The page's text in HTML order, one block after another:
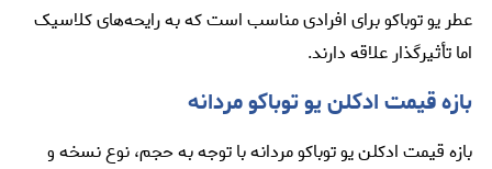
عطر یو توباکو برای افرادی مناسب است که به رایحه‌های کلاسیک
اما تأثیرگذار علاقه دارند.
بازه قیمت ادکلن یو توباکو مردانه
بازه قیمت ادکلن یو توباکو مردانه با توجه به حجم، نوع نسخه و